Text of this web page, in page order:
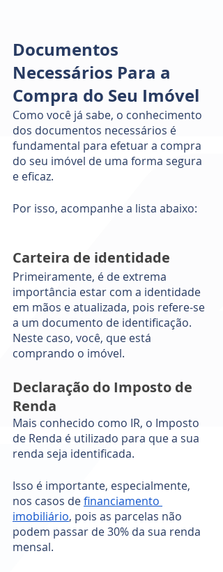
Documentos
Necessários Para a
Compra do Seu Imóvel
Como você já sabe, o conhecimento
dos documentos necessários é
fundamental para efetuar a compra
do seu imóvel de uma forma segura
e eficaz.
Por isso, acompanhe a lista abaixo:
Carteira de identidade
Primeiramente, é de extrema
importância estar com a identidade
em mãos e atualizada, pois refere-se
a um documento de identificação.
Neste caso, você, que está
comprando o imóvel.
Declaração do Imposto de
Renda
Mais conhecido como IR, o Imposto
de Renda é utilizado para que a sua
renda seja identificada.
Isso é importante, especialmente,
nos casos de financiamento
imobiliário, pois as parcelas não
podem passar de 30% da sua renda
mensal.